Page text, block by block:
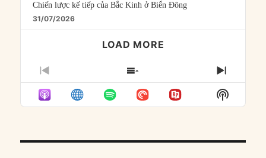
Chiến lược kế tiếp của Bắc Kinh ở Biển Đông
31/07/2026
LOAD MORE
PREVIOUS
EPISODE
SHOW
EPISODES
LIST
NEXT
Show
Podcast